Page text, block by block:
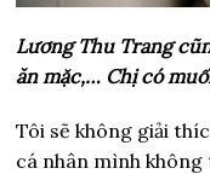
Lương Thu Trang
ăn mặc,… Chị có
Tôi sẽ không giải
cá nhân mình